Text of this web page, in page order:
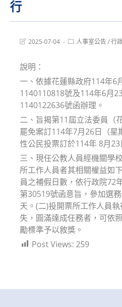
行
Post2025-07-04
Post人事室公告/行
說明：
一、依據花蓮縣政府114年6
1140110818號及114年6月
1140122636號函辦理。
二、旨揭第11屆立法委員（
罷免案訂114年7月26日（星
性公民投票訂於114年 8月23
三、現任公教人員經機關學
所工作人員者其相關權益如
員之補假日數，依行政院72
第30519號函意旨，參加選
天。(二)投開票所工作人員
失，圓滿達成任務者，可依
勵標準予以敘獎。
Post Views: 259